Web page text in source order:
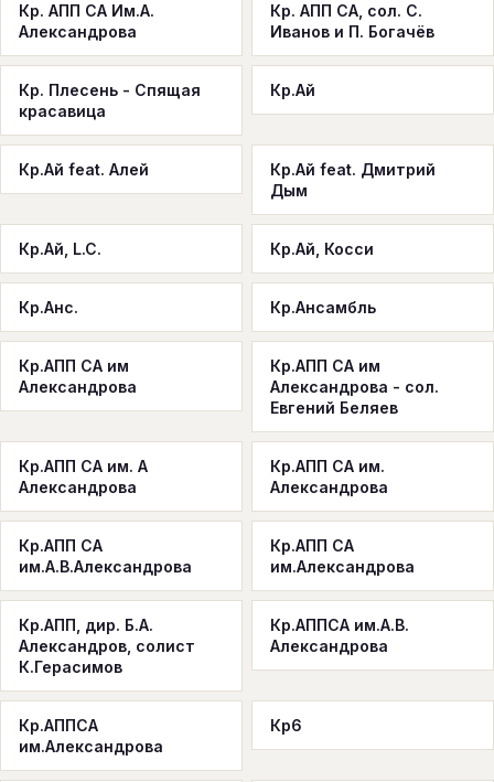
Кр. АПП СА Им.А.
Александрова
Кр. АПП СА, сол. С.
Иванов и П. Богачёв
Кр. Плесень - Спящая
красавица
Кр.Ай
Кр.Ай feat. Алей
Кр.Ай feat. Дмитрий
Дым
Кр.Ай, L.C. Кр.Ай, Косси
Кр.Анс. Кр.Ансамбль
Кр.АПП СА им
Александрова
Кр.АПП СА им
Александрова - сол.
Евгений Беляев
Кр.АПП СА им. А
Александрова
Кр.АПП СА им.
Александрова
Кр.АПП СА
им.А.В.Александрова
Кр.АПП СА
им.Александрова
Кр.АПП, дир. Б.А.
Александров, солист
К.Герасимов
Кр.АППСА им.А.В.
Александрова
Кр.АППСА
им.Александрова
Кр6